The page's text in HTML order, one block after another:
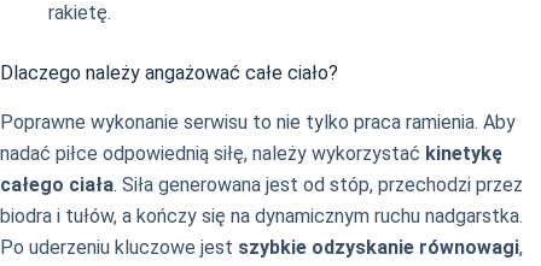
rakietę.
Dlaczego należy angażować całe ciało?
Poprawne wykonanie serwisu to nie tylko praca ramienia. Aby
nadać piłce odpowiednią siłę, należy wykorzystać kinetykę
całego ciała. Siła generowana jest od stóp, przechodzi przez
biodra i tułów, a kończy się na dynamicznym ruchu nadgarstka.
Po uderzeniu kluczowe jest szybkie odzyskanie równowagi,